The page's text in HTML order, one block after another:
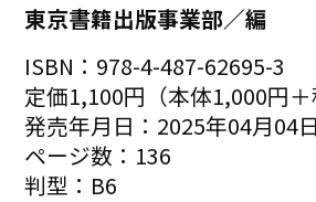
東京書籍出版事業部／編
ISBN：978-4-487-62695-3
定価1,100円（本体1,000円＋
発売年月日：2025年04月04日
ページ数：136
判型：B6